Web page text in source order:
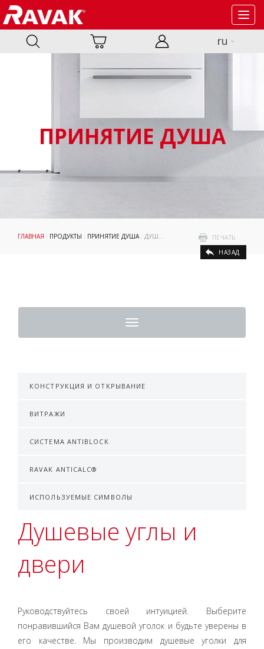
ru
ПРИНЯТИЕ ДУША
ПЕЧАТЬ
НАЗАД
ГЛАВНАЯ : ПРОДУКТЫ : ПРИНЯТИЕ ДУША: ДУШЕВЫЕ УГЛЫ И ДВЕРИ
Toggle
navigation
КОНСТРУКЦИЯ И ОТКРЫВАНИЕ
ВИТРАЖИ
СИСТЕМА ANTIBLOCK
RAVAK ANTICALC®
ИСПОЛЬЗУЕМЫЕ СИМВОЛЫ
Душевые углы и
двери
Руководствуйтесь своей интуицией. Выберите
понравившийся Вам душевой уголок и будьте уверены в
его качестве. Мы производим душевые уголки для